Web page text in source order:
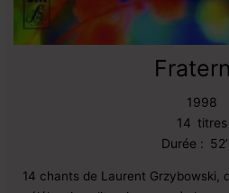
1998
14 titres
Durée :
14 chants de Laurent Grzybowski,